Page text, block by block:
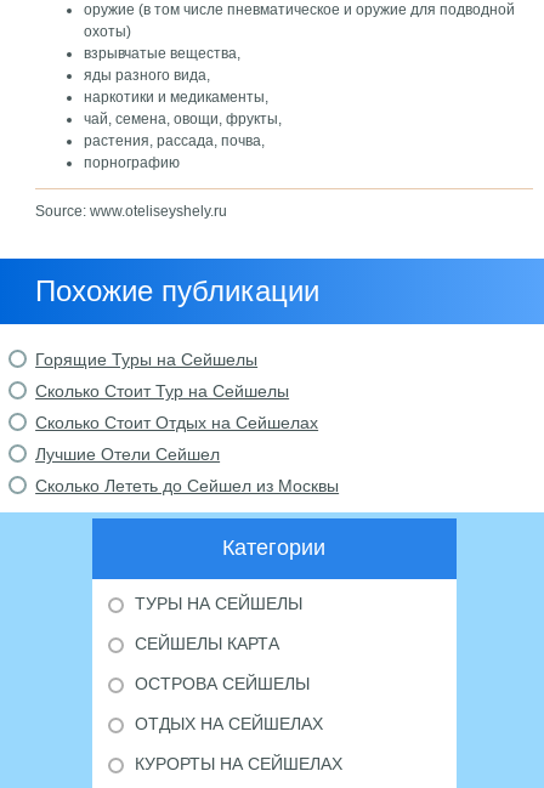
оружие (в том числе пневматическое и оружие для подводной
охоты)
взрывчатые вещества,
яды разного вида,
наркотики и медикаменты,
чай, семена, овощи, фрукты,
растения, рассада, почва,
порнографию
Source: www.oteliseyshely.ru
Похожие публикации
Горящие Туры на Сейшелы
Сколько Стоит Тур на Сейшелы
Сколько Стоит Отдых на Сейшелах
Лучшие Отели Сейшел
Сколько Лететь до Сейшел из Москвы
Категории
ТУРЫ НА СЕЙШЕЛЫ
СЕЙШЕЛЫ КАРТА
ОСТРОВА СЕЙШЕЛЫ
ОТДЫХ НА СЕЙШЕЛАХ
КУРОРТЫ НА СЕЙШЕЛАХ